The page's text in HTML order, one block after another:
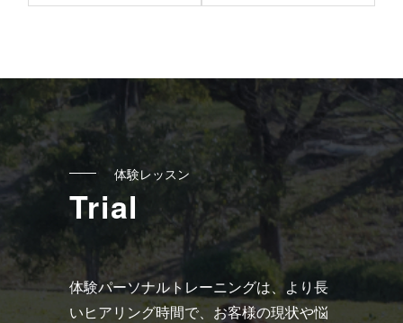
の
リ
ン
ク
体験レッスン
Trial
体験パーソナルトレーニングは、より長
いヒアリング時間で、お客様の現状や悩